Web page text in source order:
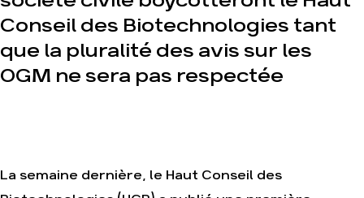
Le réseau dans le
monde
Nos alliés
violence TOTAL(e)
Nos autres
campagnes
Agir Nos thématiques
Conseil des Biotechnologies tant
que la pluralité des avis sur les
OGM ne sera pas respectée
La semaine dernière, le Haut Conseil des